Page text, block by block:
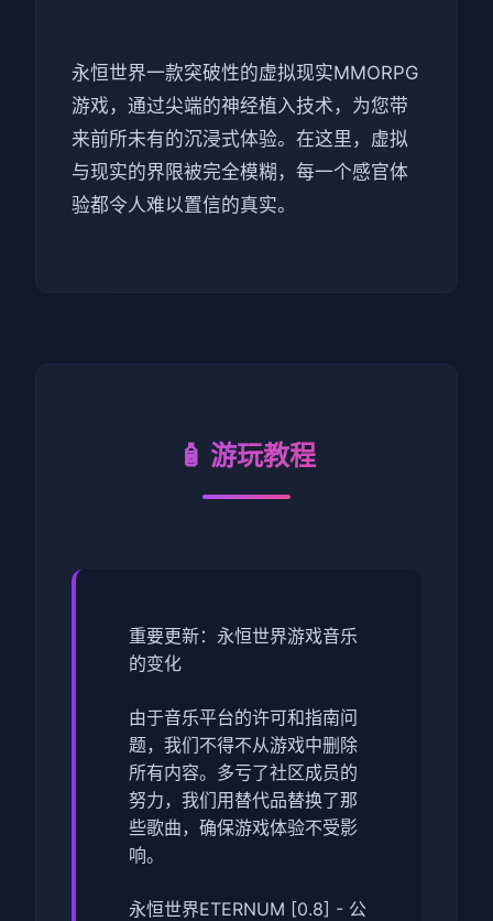
永恒世界一款突破性的虚拟现实MMORPG
游戏，通过尖端的神经植入技术，为您带
来前所未有的沉浸式体验。在这里，虚拟
与现实的界限被完全模糊，每一个感官体
验都令人难以置信的真实。
🧴 游玩教程
重要更新：永恒世界游戏音乐
的变化
由于音乐平台的许可和指南问
题，我们不得不从游戏中删除
所有内容。多亏了社区成员的
努力，我们用替代品替换了那
些歌曲，确保游戏体验不受影
响。
永恒世界ETERNUM [0.8] - 公